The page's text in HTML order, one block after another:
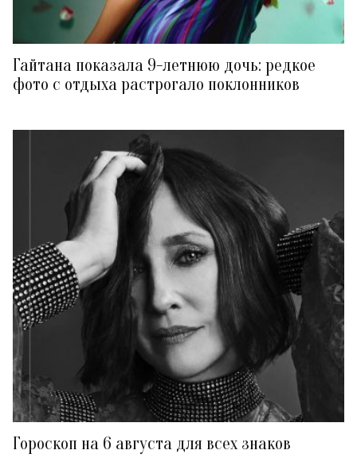
Гайтана показала 9-летнюю дочь: редкое
фото с отдыха растрогало поклонников
Гороскоп на 6 августа для всех знаков